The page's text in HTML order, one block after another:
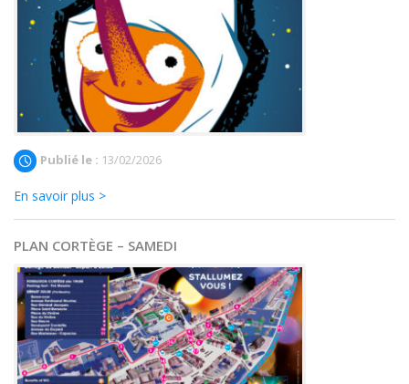
Publié le : 13/02/2026
En savoir plus >
PLAN CORTÈGE – SAMEDI